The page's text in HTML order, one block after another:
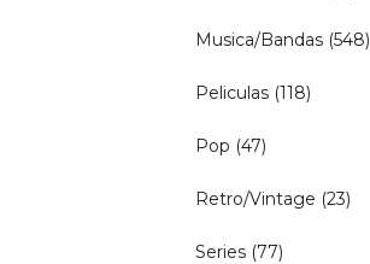
Musica/Bandas (548)
Peliculas (118)
Pop (47)
Retro/Vintage (23)
Series (77)